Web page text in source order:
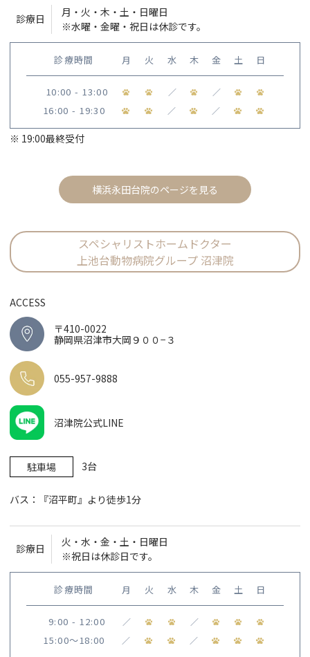
診療日
月・火・木・土・日曜日
※水曜・金曜・祝日は休診です。
診療時間 月 火 水 木 金 土 日
10:00 - 13:00 ／ ／
16:00 - 19:30 ／ ／
※ 19:00最終受付
横浜永田台院のページを見る
スペシャリストホームドクター
上池台動物病院グループ 沼津院
ACCESS
〒410-0022
静岡県沼津市大岡９００−３
055-957-9888
沼津院公式LINE
駐車場 3台
バス：『沼平町』より徒歩1分
診療日
火・水・金・土・日曜日
※祝日は休診日です。
診療時間 月 火 水 木 金 土 日
9:00 - 12:00 ／ ／
15:00〜18:00 ／ ／